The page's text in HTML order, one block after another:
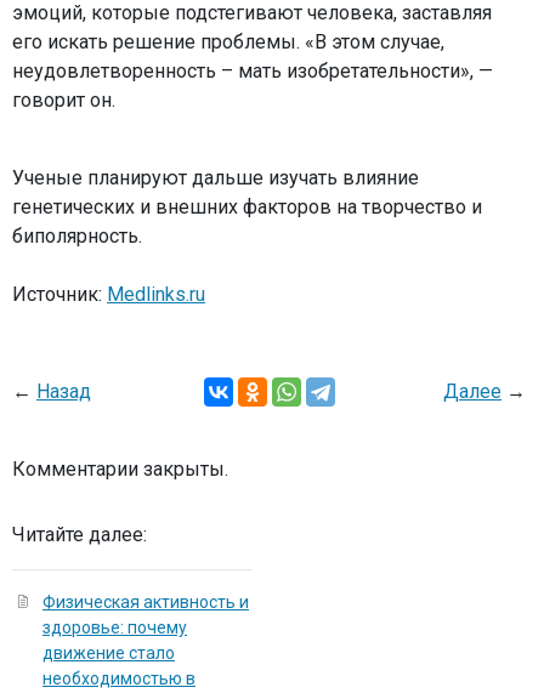
эмоций, которые подстегивают человека, заставляя
его искать решение проблемы. «В этом случае,
неудовлетворенность – мать изобретательности», —
говорит он.
Ученые планируют дальше изучать влияние
генетических и внешних факторов на творчество и
биполярность.
Источник: Medlinks.ru
← Назад Далее →
Комментарии закрыты.
Читайте далее:
Физическая активность и
здоровье: почему
движение стало
необходимостью в